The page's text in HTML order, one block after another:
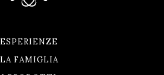
ESPERIENZE
LA FAMIGLIA